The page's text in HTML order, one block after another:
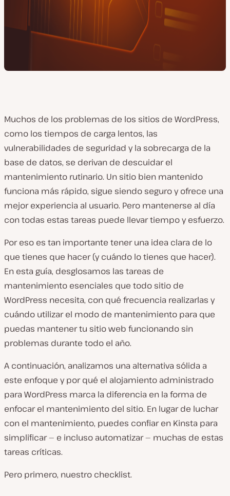
Muchos de los problemas de los sitios de WordPress,
como los tiempos de carga lentos, las
vulnerabilidades de seguridad y la sobrecarga de la
base de datos, se derivan de descuidar el
mantenimiento rutinario. Un sitio bien mantenido
funciona más rápido, sigue siendo seguro y ofrece una
mejor experiencia al usuario. Pero mantenerse al día
con todas estas tareas puede llevar tiempo y esfuerzo.
Por eso es tan importante tener una idea clara de lo
que tienes que hacer (y cuándo lo tienes que hacer).
En esta guía, desglosamos las tareas de
mantenimiento esenciales que todo sitio de
WordPress necesita, con qué frecuencia realizarlas y
cuándo utilizar el modo de mantenimiento para que
puedas mantener tu sitio web funcionando sin
problemas durante todo el año.
A continuación, analizamos una alternativa sólida a
este enfoque y por qué el alojamiento administrado
para WordPress marca la diferencia en la forma de
enfocar el mantenimiento del sitio. En lugar de luchar
con el mantenimiento, puedes confiar en Kinsta para
simplificar — e incluso automatizar — muchas de estas
tareas críticas.
Pero primero, nuestro checklist.